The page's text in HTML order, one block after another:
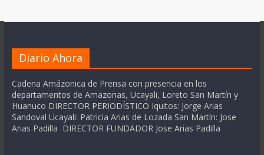
Diario Ahora
Cadena Amázonica de Prensa con presencia en los
departamentos de Amazonas, Ucayali, Loreto San Martín y
Huanuco DIRECTOR PERIODÍSTICO Iquitos: Jorge Arias
Sandoval Ucayali: Patricia Arias de Lozada San Martín: Jose
Arias Padilla DIRECTOR FUNDADOR Jose Arias Padilla